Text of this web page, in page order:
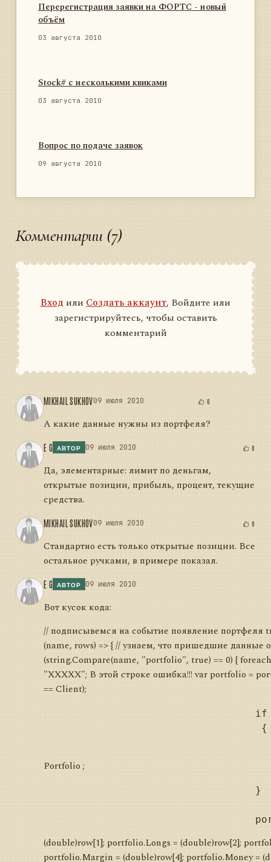
Перерегистрация заявки на ФОРТС - новый
объём
03 августа 2010
Stock# с несколькими квиками
03 августа 2010
Вопрос по подаче заявок
09 августа 2010
Комментарии (7)
Вход или Создать аккаунт, Войдите или
зарегистрируйтесь, чтобы оставить
комментарий
MIKHAIL SUKHOV09 июля 2010 0
А какие данные нужны из портфеля?
E G АВТОР 09 июля 2010 0
Да, элементарные: лимит по деньгам,
открытые позиции, прибыль, процент, текущие
средства.
MIKHAIL SUKHOV09 июля 2010 0
Стандартно есть только открытые позиции. Все
остальное ручками, в примере показал.
E G АВТОР 09 июля 2010
Вот кусок кода:
// подписывемся на событие появление портфеля
(name, rows) => { // узнаем, что пришедшие данные
(string.Compare(name, "portfolio", true) == 0) {
"ХХХХХ"; В этой строке ошибка!!! var portfolio =
== Client);
                                    {
Portfolio ;
                                   }
(double)row[1]; portfolio.Longs = (double)row[2];
portfolio.Margin = (double)row[4]; portfolio.Money =